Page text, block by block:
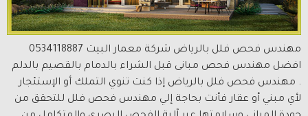
مهندس فحص فلل بالرياض شركة معمار البيت 0534118887
افضل مهندس فحص مبانى قبل الشراء بالدمام بالقصيم بالدلم
. مهندس فحص فلل بالرياض إذا كنت تنوي التملك أو الإستئجار
لأي مبني أو عقار فأنت بحاجة إلي مهندس فحص فلل للتحقق من